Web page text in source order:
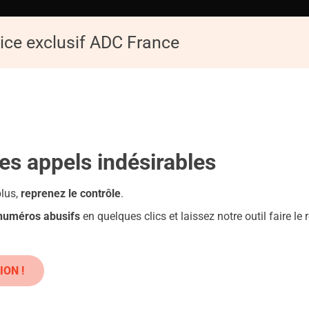
: PRUDENCE
exclusif ADC France
appels indésirables
reprenez le contrôle.
abusifs en quelques clics et laissez notre outil faire le
!